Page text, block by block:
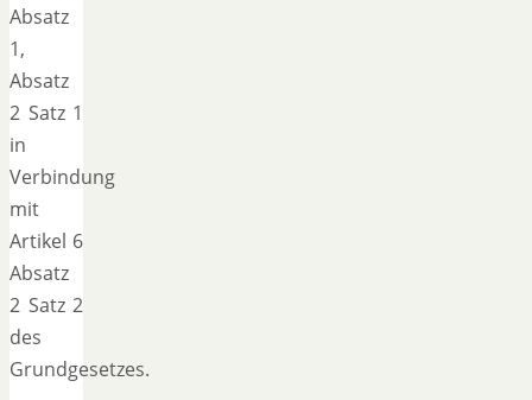
Absatz
1,
Absatz
2 Satz 1
in
Verbindung
mit
Artikel 6
Absatz
2 Satz 2
des
Grundgesetzes.